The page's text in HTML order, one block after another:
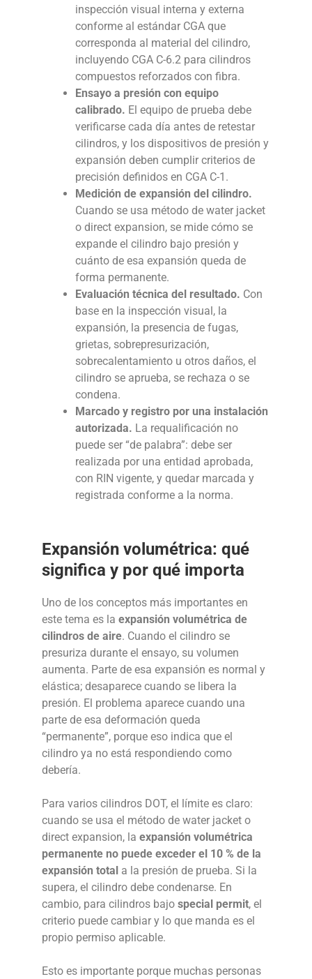
inspección visual interna y externa
conforme al estándar CGA que
corresponda al material del cilindro,
incluyendo CGA C-6.2 para cilindros
compuestos reforzados con fibra.
Ensayo a presión con equipo
calibrado. El equipo de prueba debe
verificarse cada día antes de retestar
cilindros, y los dispositivos de presión y
expansión deben cumplir criterios de
precisión definidos en CGA C-1.
Medición de expansión del cilindro.
Cuando se usa método de water jacket
o direct expansion, se mide cómo se
expande el cilindro bajo presión y
cuánto de esa expansión queda de
forma permanente.
Evaluación técnica del resultado. Con
base en la inspección visual, la
expansión, la presencia de fugas,
grietas, sobrepresurización,
sobrecalentamiento u otros daños, el
cilindro se aprueba, se rechaza o se
condena.
Marcado y registro por una instalación
autorizada. La requalificación no
puede ser “de palabra”: debe ser
realizada por una entidad aprobada,
con RIN vigente, y quedar marcada y
registrada conforme a la norma.
Expansión volumétrica: qué
significa y por qué importa
Uno de los conceptos más importantes en
este tema es la expansión volumétrica de
cilindros de aire. Cuando el cilindro se
presuriza durante el ensayo, su volumen
aumenta. Parte de esa expansión es normal y
elástica; desaparece cuando se libera la
presión. El problema aparece cuando una
parte de esa deformación queda
“permanente”, porque eso indica que el
cilindro ya no está respondiendo como
debería.
Para varios cilindros DOT, el límite es claro:
cuando se usa el método de water jacket o
direct expansion, la expansión volumétrica
permanente no puede exceder el 10 % de la
expansión total a la presión de prueba. Si la
supera, el cilindro debe condenarse. En
cambio, para cilindros bajo special permit, el
criterio puede cambiar y lo que manda es el
propio permiso aplicable.
Esto es importante porque muchas personas